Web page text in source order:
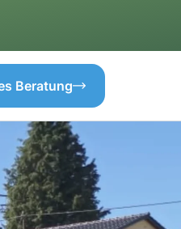
Beratung